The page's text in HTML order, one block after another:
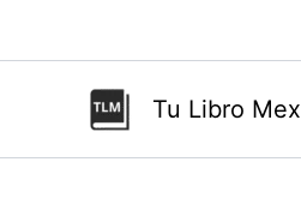
Tu Libro Mex